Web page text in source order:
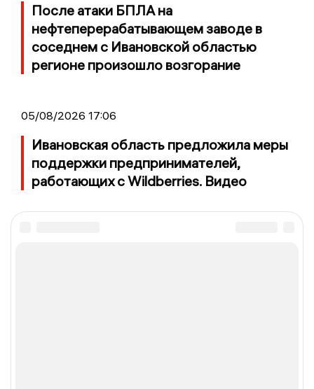
После атаки БПЛА на
нефтеперерабатывающем заводе в
соседнем с Ивановской областью
регионе произошло возгорание
05/08/2026 17:06
Ивановская область предложила меры
поддержки предпринимателей,
работающих с Wildberries. Видео